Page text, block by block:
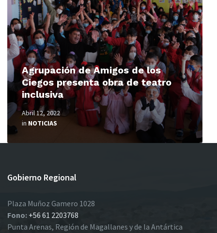
Agrupación de Amigos de los
Ciegos presenta obra de teatro
inclusiva
Abril 12, 2022
in NOTICIAS
Gobierno Regional
Plaza Muñoz Gamero 1028
Fono: +56 61 2203768
Punta Arenas, Región de Magallanes y de la Antártica